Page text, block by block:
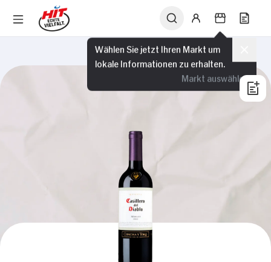
Wählen Sie jetzt Ihren Markt um
lokale Informationen zu erhalten.
Markt auswählen